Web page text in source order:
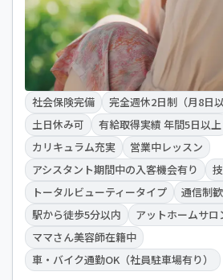
社会保険完備
完全週休2日制（月8日以
土日休み可
有給取得実績 年間5日以上
カリキュラム充実
営業中レッスン
アシスタント期間中の入客機会有り
トータルビューティータイプ
通信制
駅から徒歩5分以内
アットホームサロ
ママさん美容師在籍中
車・バイク通勤OK（社員駐車場有り）